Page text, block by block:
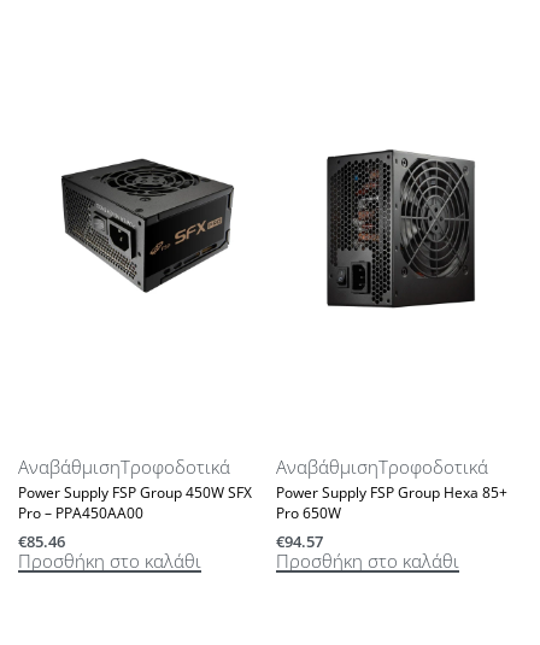
ΑναβάθμισηΤροφοδοτικά
Power Supply FSP Group 450W SFX
Pro – PPA450AA00
€85.46
Προσθήκη στο καλάθι
ΑναβάθμισηΤροφοδοτικά
Power Supply FSP Group Hexa 85+
Pro 650W
€94.57
Προσθήκη στο καλάθι